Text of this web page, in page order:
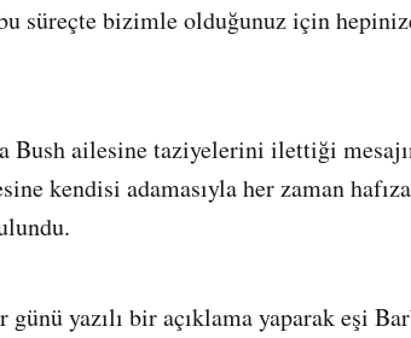
süreçte bizimle olduğunuz için
Bush ailesine taziyelerini ilettiği
kendisi adamasıyla her zaman
yazılı bir açıklama yaparak eşi